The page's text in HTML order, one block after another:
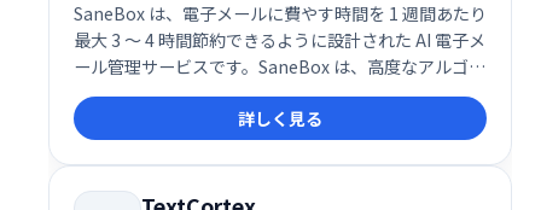
SaneBox は、電子メールに費やす時間を 1 週間あたり
最大 3 ～ 4 時間節約できるように設計された AI 電子メ
ール管理サービスです。SaneBox は、高度なアルゴリ
ズムと機械学習を使用して、受信した電子メールを重
要度に応じて自動的にフォルダーに分類します。これ
により、無関係なメッセージを分類する時間を減ら
し、重要なこと、つまり電子メール以外のあらゆるこ
とに集中できるようになります。
詳しく見る